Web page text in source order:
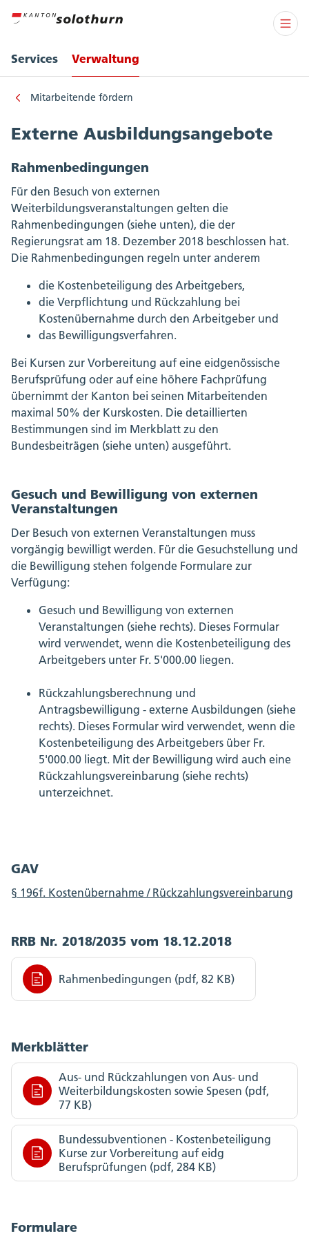
Services Verwaltung
Mitarbeitende fördern
Externe Ausbildungsangebote
Rahmenbedingungen
Für den Besuch von externen
Weiterbildungsveranstaltungen gelten die
Rahmenbedingungen (siehe unten), die der
Regierungsrat am 18. Dezember 2018 beschlossen hat.
Die Rahmenbedingungen regeln unter anderem
die Kostenbeteiligung des Arbeitgebers,
die Verpflichtung und Rückzahlung bei
Kostenübernahme durch den Arbeitgeber und
das Bewilligungsverfahren.
Bei Kursen zur Vorbereitung auf eine eidgenössische
Berufsprüfung oder auf eine höhere Fachprüfung
übernimmt der Kanton bei seinen Mitarbeitenden
maximal 50% der Kurskosten. Die detaillierten
Bestimmungen sind im Merkblatt zu den
Bundesbeiträgen (siehe unten) ausgeführt.
Gesuch und Bewilligung von externen
Veranstaltungen
Der Besuch von externen Veranstaltungen muss
vorgängig bewilligt werden. Für die Gesuchstellung und
die Bewilligung stehen folgende Formulare zur
Verfügung:
Gesuch und Bewilligung von externen
Veranstaltungen (siehe rechts). Dieses Formular
wird verwendet, wenn die Kostenbeteiligung des
Arbeitgebers unter Fr. 5'000.00 liegen.
Rückzahlungsberechnung und
Antragsbewilligung - externe Ausbildungen (siehe
rechts). Dieses Formular wird verwendet, wenn die
Kostenbeteiligung des Arbeitgebers über Fr.
5'000.00 liegt. Mit der Bewilligung wird auch eine
Rückzahlungsvereinbarung (siehe rechts)
unterzeichnet.
GAV
§ 196f. Kostenübernahme / Rückzahlungsvereinbarung
RRB Nr. 2018/2035 vom 18.12.2018
Rahmenbedingungen (pdf, 82 KB)
Merkblätter
Aus- und Rückzahlungen von Aus- und
Weiterbildungskosten sowie Spesen (pdf,
77 KB)
Bundessubventionen - Kostenbeteiligung
Kurse zur Vorbereitung auf eidg
Berufsprüfungen (pdf, 284 KB)
Formulare